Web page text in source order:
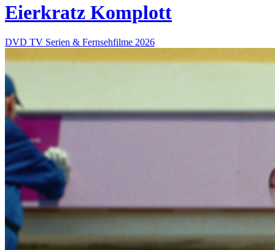
Eierkratz Komplott
DVD TV Serien & Fernsehfilme 2026